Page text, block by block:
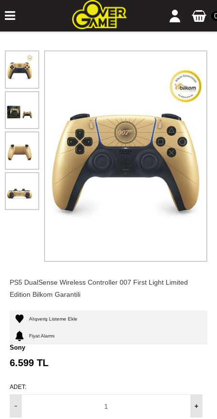
PS5 DualSense Wireless Controller 007 First Light Limited
Edition Bilkom Garantili
Alışveriş Listeme Ekle
Fiyat Alarmı
Sony
6.599 TL
ADET: